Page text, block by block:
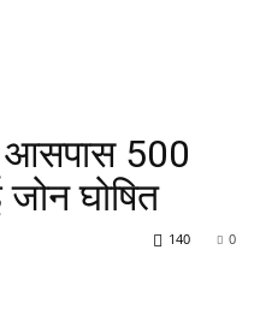
आसपास 500
जोन घोषित
0
140